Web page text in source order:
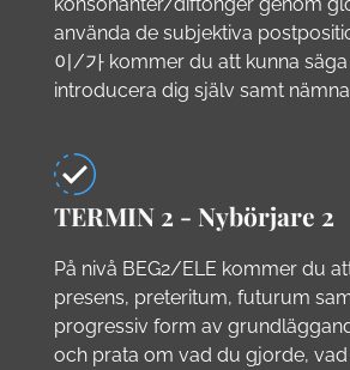
använda de subjektiva
이/가 kommer du att kunna
introducera dig själv samt
TERMIN 2 - Nybörjare 2
På nivå BEG2/ELE kommer du
presens, preteritum, futurum
progressiv form av
och prata om vad du gjorde,